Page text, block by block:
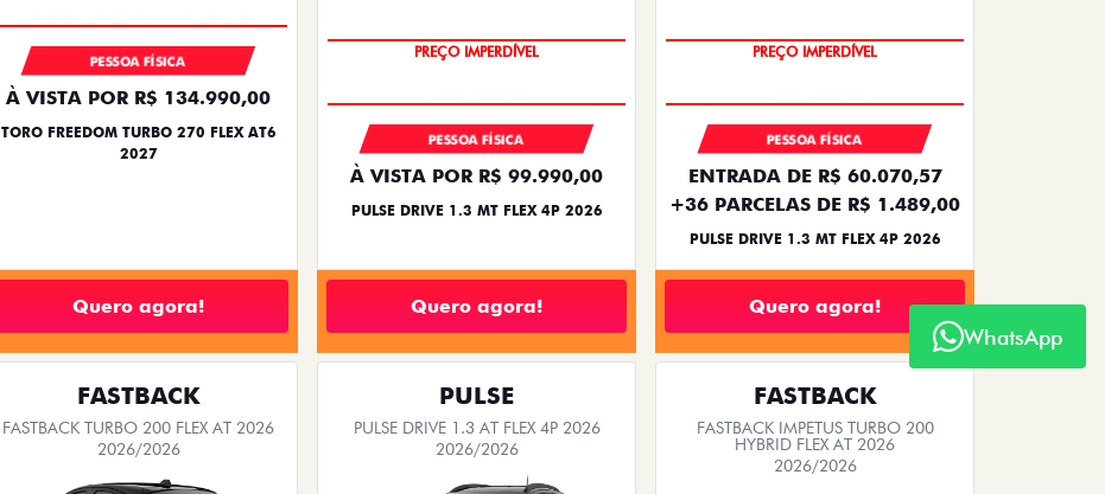
PESSOA FÍSICA
À VISTA POR R$ 134.990,00
TORO FREEDOM TURBO 270 FLEX AT6
2027
Quero agora!
PESSOA FÍSICA
À VISTA POR R$ 99.990,00
PULSE DRIVE 1.3 MT FLEX 4P 2026
Quero agora!
PESSOA FÍSICA
ENTRADA DE R$ 60.070,57
+36 PARCELAS DE R$ 1.489,00
PULSE DRIVE 1.3 MT FLEX 4P 2026
Quero agora!
FASTBACK
FASTBACK TURBO 200 FLEX AT 2026
2026/2026
PULSE
PULSE DRIVE 1.3 AT FLEX 4P 2026
2026/2026
FASTBACK
FASTBACK IMPETUS TURBO 200
HYBRID FLEX AT 2026
2026/2026
WhatsApp